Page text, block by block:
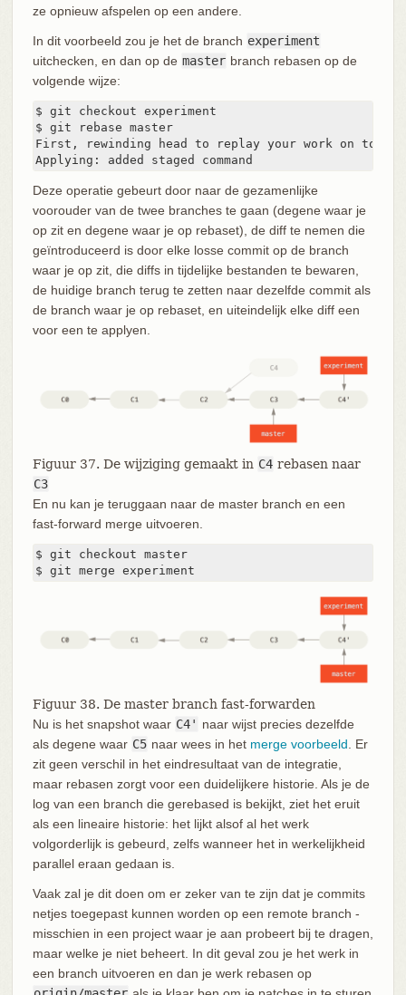
ze opnieuw afspelen op een andere.
In dit voorbeeld zou je het de branch experiment
uitchecken, en dan op de master branch rebasen op de
volgende wijze:
$ git checkout experiment
$ git rebase master
First, rewinding head to replay your work on top
Applying: added staged command
Deze operatie gebeurt door naar de gezamenlijke
voorouder van de twee branches te gaan (degene waar je
op zit en degene waar je op rebaset), de diff te nemen die
geïntroduceerd is door elke losse commit op de branch
waar je op zit, die diffs in tijdelijke bestanden te bewaren,
de huidige branch terug te zetten naar dezelfde commit als
de branch waar je op rebaset, en uiteindelijk elke diff een
voor een te applyen.
Figuur 37. De wijziging gemaakt in C4 rebasen naar
C3
En nu kan je teruggaan naar de master branch en een
fast-forward merge uitvoeren.
$ git checkout master
$ git merge experiment
Figuur 38. De master branch fast-forwarden
Nu is het snapshot waar C4' naar wijst precies dezelfde
als degene waar C5 naar wees in het merge voorbeeld . Er
zit geen verschil in het eindresultaat van de integratie,
maar rebasen zorgt voor een duidelijkere historie. Als je de
log van een branch die gerebased is bekijkt, ziet het eruit
als een lineaire historie: het lijkt alsof al het werk
volgorderlijk is gebeurd, zelfs wanneer het in werkelijkheid
parallel eraan gedaan is.
Vaak zal je dit doen om er zeker van te zijn dat je commits
netjes toegepast kunnen worden op een remote branch -
misschien in een project waar je aan probeert bij te dragen,
maar welke je niet beheert. In dit geval zou je het werk in
een branch uitvoeren en dan je werk rebasen op